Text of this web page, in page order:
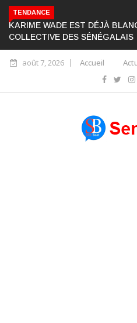
TENDANCE
KARIME WADE EST DÉJÀ
COLLECTIVE DES SÉNÉGALAIS
août 7, 2026 Accueil